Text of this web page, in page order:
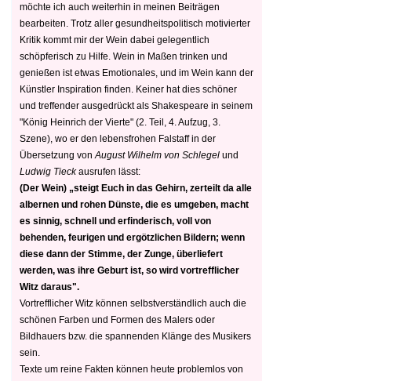
möchte ich auch weiterhin in meinen Beiträgen
bearbeiten. Trotz aller gesundheitspolitisch motivierter
Kritik kommt mir der Wein dabei gelegentlich
schöpferisch zu Hilfe. Wein in Maßen trinken und
genießen ist etwas Emotionales, und im Wein kann der
Künstler Inspiration finden. Keiner hat dies schöner
und treffender ausgedrückt als Shakespeare in seinem
"König Heinrich der Vierte" (2. Teil, 4. Aufzug, 3.
Szene), wo er den lebensfrohen Falstaff in der
Übersetzung von August Wilhelm von Schlegel und
Ludwig Tieckausrufen lässt:
(Der Wein) „steigt Euch in das Gehirn, zerteilt da alle
albernen und rohen Dünste, die es umgeben, macht
es sinnig, schnell und erfinderisch, voll von
behenden, feurigen und ergötzlichen Bildern; wenn
diese dann der Stimme, der Zunge, überliefert
werden, was ihre Geburt ist, so wird vortrefflicher
Witz daraus".
Vortrefflicher Witz können selbstverständlich auch die
schönen Farben und Formen des Malers oder
Bildhauers bzw. die spannenden Klänge des Musikers
sein.
Texte um reine Fakten können heute problemlos von